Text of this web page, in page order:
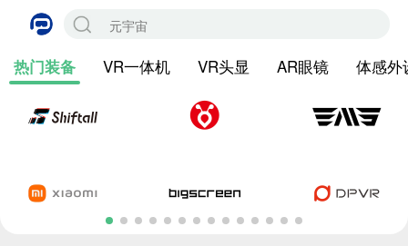
热门装备 VR一体机 VR头显 AR眼镜 体感外